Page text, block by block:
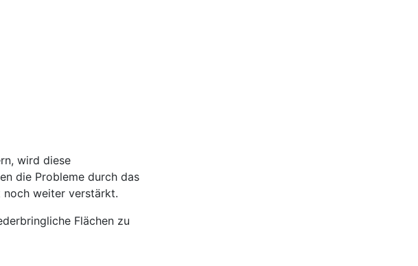
wird diese
die Probleme durch das
noch weiter verstärkt.
Flächen zu